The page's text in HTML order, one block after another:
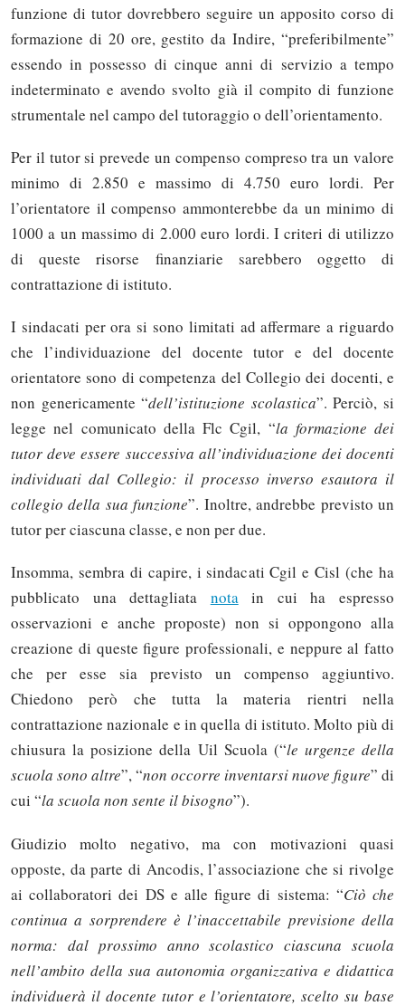
funzione di tutor dovrebbero seguire un apposito corso di
formazione di 20 ore, gestito da Indire, “preferibilmente”
essendo in possesso di cinque anni di servizio a tempo
indeterminato e avendo svolto già il compito di funzione
strumentale nel campo del tutoraggio o dell’orientamento.
Per il tutor si prevede un compenso compreso tra un valore
minimo di 2.850 e massimo di 4.750 euro lordi. Per
l’orientatore il compenso ammonterebbe da un minimo di
1000 a un massimo di 2.000 euro lordi. I criteri di utilizzo
di queste risorse finanziarie sarebbero oggetto di
contrattazione di istituto.
I sindacati per ora si sono limitati ad affermare a riguardo
che l’individuazione del docente tutor e del docente
orientatore sono di competenza del Collegio dei docenti, e
non genericamente “dell’istituzione scolastica”. Perciò, si
legge nel comunicato della Flc Cgil, “la formazione dei
tutor deve essere successiva all’individuazione dei docenti
individuati dal Collegio: il processo inverso esautora il
collegio della sua funzione”. Inoltre, andrebbe previsto un
tutor per ciascuna classe, e non per due.
Insomma, sembra di capire, i sindacati Cgil e Cisl (che ha
pubblicato una dettagliata notain cui ha espresso
osservazioni e anche proposte) non si oppongono alla
creazione di queste figure professionali, e neppure al fatto
che per esse sia previsto un compenso aggiuntivo.
Chiedono però che tutta la materia rientri nella
contrattazione nazionale e in quella di istituto. Molto più di
chiusura la posizione della Uil Scuola (“le urgenze della
scuola sono altre”, “non occorre inventarsi nuove figure” di
cui “la scuola non sente il bisogno”).
Giudizio molto negativo, ma con motivazioni quasi
opposte, da parte di Ancodis, l’associazione che si rivolge
ai collaboratori dei DS e alle figure di sistema: “Ciò che
continua a sorprendere è l’inaccettabile previsione della
norma: dal prossimo anno scolastico ciascuna scuola
nell’ambito della sua autonomia organizzativa e didattica
individuerà il docente tutor e l’orientatore, scelto su base